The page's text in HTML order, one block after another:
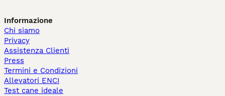
Informazione
Chi siamo
Privacy
Assistenza Clienti
Press
Termini e Condizioni
Allevatori ENCI
Test cane ideale